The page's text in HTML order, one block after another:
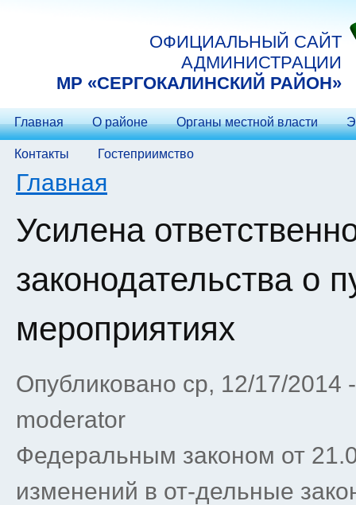
ОФИЦИАЛЬНЫЙ САЙТ
АДМИНИСТРАЦИИ
МP «СЕРГОКАЛИНСКИЙ РАЙОН»
Главная О районе Органы местной власти
Контакты Гостеприимство
Вы здесь
Главная
Усилена
законодательства о
мероприятиях
Опубликовано ср, 12/17/2014
moderator
Федеральным законом от
изменений в от-дельные